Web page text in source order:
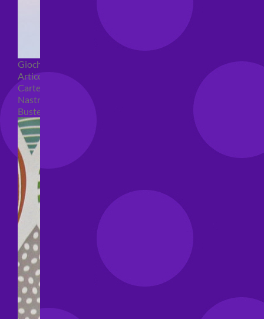
Giochi pirici
Articoli per confezioni regalo
Carte regalo
Nastri e coccarde
Buste regalo